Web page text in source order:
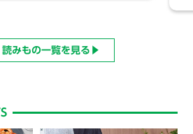
読みもの一覧を見る▶